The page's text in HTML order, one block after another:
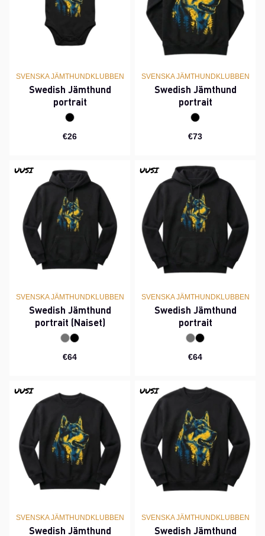
SVENSKA JÄMTHUNDKLUBBEN
Swedish Jämthund
portrait
€26
SVENSKA JÄMTHUNDKLUBBEN
Swedish Jämthund
portrait
€73
UUSI
SVENSKA JÄMTHUNDKLUBBEN
Swedish Jämthund
portrait (Naiset)
€64
UUSI
SVENSKA JÄMTHUNDKLUBBEN
Swedish Jämthund
portrait
€64
UUSI
SVENSKA JÄMTHUNDKLUBBEN
Swedish Jämthund
UUSI
SVENSKA JÄMTHUNDKLUBBEN
Swedish Jämthund